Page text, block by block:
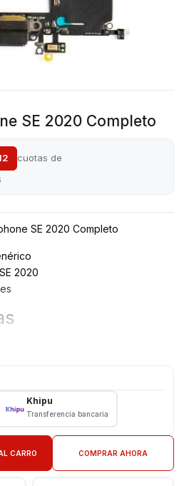
SE 2020 Completo
cuotas de
SE 2020 Completo
2020
EN TIENDA
Khipu
Transferencia bancaria
CARRO COMPRAR AHORA